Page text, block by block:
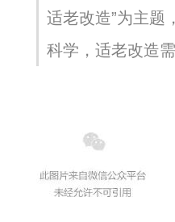
适老改造”为主题
科学，适老改造